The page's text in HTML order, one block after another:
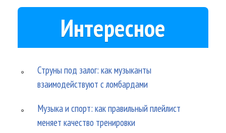
Интересное
Струны под залог: как музыканты
взаимодействуют с ломбардами
Музыка и спорт: как правильный плейлист
меняет качество тренировки